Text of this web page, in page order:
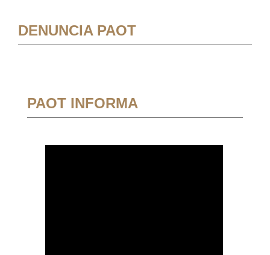
DENUNCIA PAOT
PAOT INFORMA